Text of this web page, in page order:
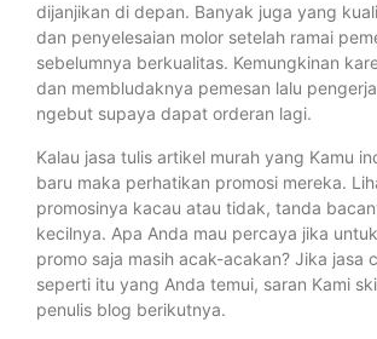
dijanjikan di depan. Banyak juga yang
dan penyelesaian molor setelah ramai
sebelumnya berkualitas. Kemungkinan
dan membludaknya pemesan lalu
ngebut supaya dapat orderan lagi.
Kalau jasa tulis artikel murah yang Kamu
baru maka perhatikan promosi mereka.
promosinya kacau atau tidak, tanda
kecilnya. Apa Anda mau percaya jika
promo saja masih acak-acakan? Jika jasa
seperti itu yang Anda temui, saran Kami
penulis blog berikutnya.